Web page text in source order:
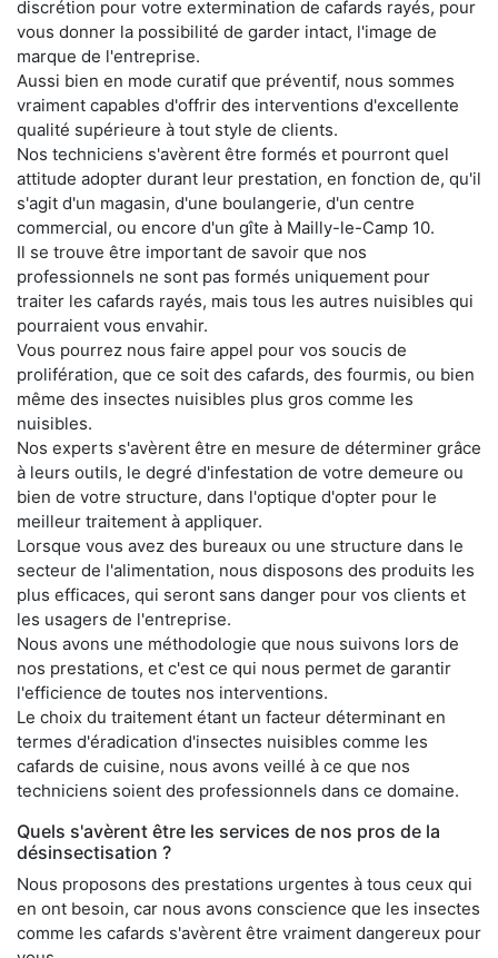
discrétion pour votre extermination de cafards rayés, pour
vous donner la possibilité de garder intact, l'image de
marque de l'entreprise.
Aussi bien en mode curatif que préventif, nous sommes
vraiment capables d'offrir des interventions d'excellente
qualité supérieure à tout style de clients.
Nos techniciens s'avèrent être formés et pourront quel
attitude adopter durant leur prestation, en fonction de, qu'il
s'agit d'un magasin, d'une boulangerie, d'un centre
commercial, ou encore d'un gîte à Mailly-le-Camp 10.
Il se trouve être important de savoir que nos
professionnels ne sont pas formés uniquement pour
traiter les cafards rayés, mais tous les autres nuisibles qui
pourraient vous envahir.
Vous pourrez nous faire appel pour vos soucis de
prolifération, que ce soit des cafards, des fourmis, ou bien
même des insectes nuisibles plus gros comme les
nuisibles.
Nos experts s'avèrent être en mesure de déterminer grâce
à leurs outils, le degré d'infestation de votre demeure ou
bien de votre structure, dans l'optique d'opter pour le
meilleur traitement à appliquer.
Lorsque vous avez des bureaux ou une structure dans le
secteur de l'alimentation, nous disposons des produits les
plus efficaces, qui seront sans danger pour vos clients et
les usagers de l'entreprise.
Nous avons une méthodologie que nous suivons lors de
nos prestations, et c'est ce qui nous permet de garantir
l'efficience de toutes nos interventions.
Le choix du traitement étant un facteur déterminant en
termes d'éradication d'insectes nuisibles comme les
cafards de cuisine, nous avons veillé à ce que nos
techniciens soient des professionnels dans ce domaine.
Quels s'avèrent être les services de nos pros de la
désinsectisation ?
Nous proposons des prestations urgentes à tous ceux qui
en ont besoin, car nous avons conscience que les insectes
comme les cafards s'avèrent être vraiment dangereux pour